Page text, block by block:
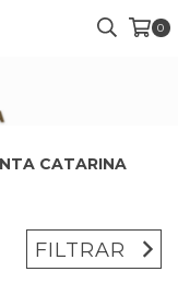
0
CATARINA
FILTRAR